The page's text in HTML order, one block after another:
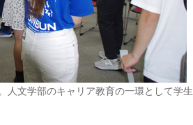
人文学部のキャリア教育の一環として学生